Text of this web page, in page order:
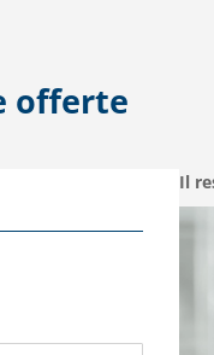
offerte
Il